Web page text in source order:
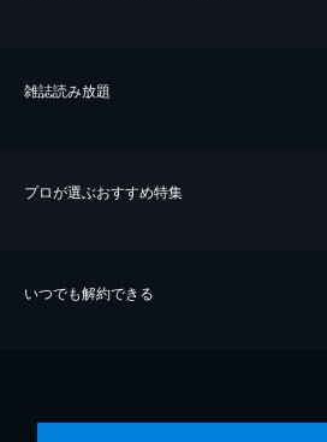
雑誌読み放題
プロが選ぶおすすめ特集
いつでも解約できる